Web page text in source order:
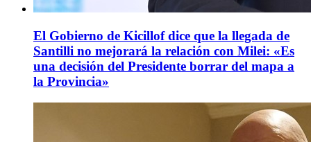
El Gobierno de Kicillof dice que la llegada de
Santilli no mejorará la relación con Milei: «Es
una decisión del Presidente borrar del mapa a
la Provincia»